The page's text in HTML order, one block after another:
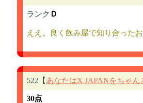
ランク Ｄ
ええ。良く飲み屋で知り合った
522【 あなたはX JAPANをちゃ
30点